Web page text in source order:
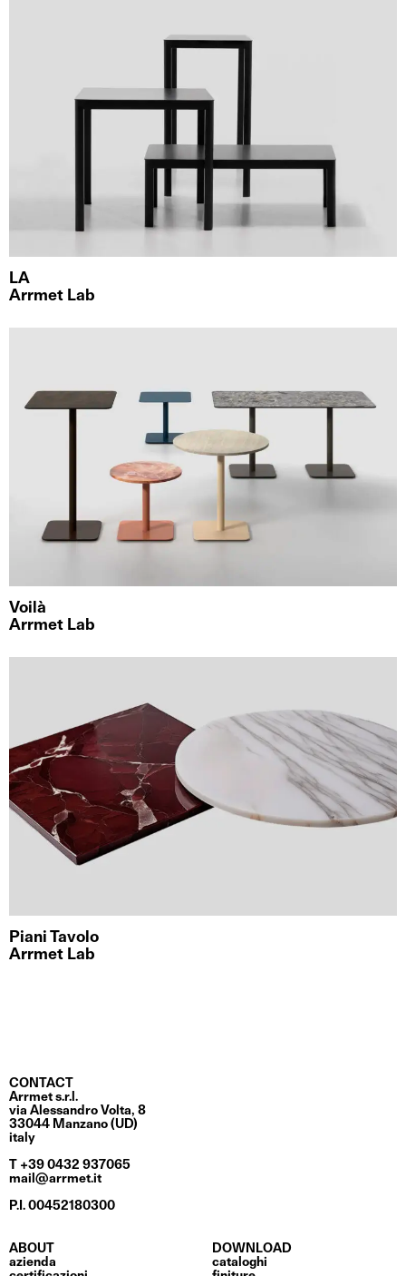
LA
Arrmet Lab
Voilà
Arrmet Lab
Piani Tavolo
Arrmet Lab
CONTACT
Arrmet s.r.l.
via Alessandro Volta, 8
33044 Manzano (UD)
italy
T +39 0432 937065
mail@arrmet.it
P.I. 00452180300
ABOUT
azienda
DOWNLOAD
cataloghi